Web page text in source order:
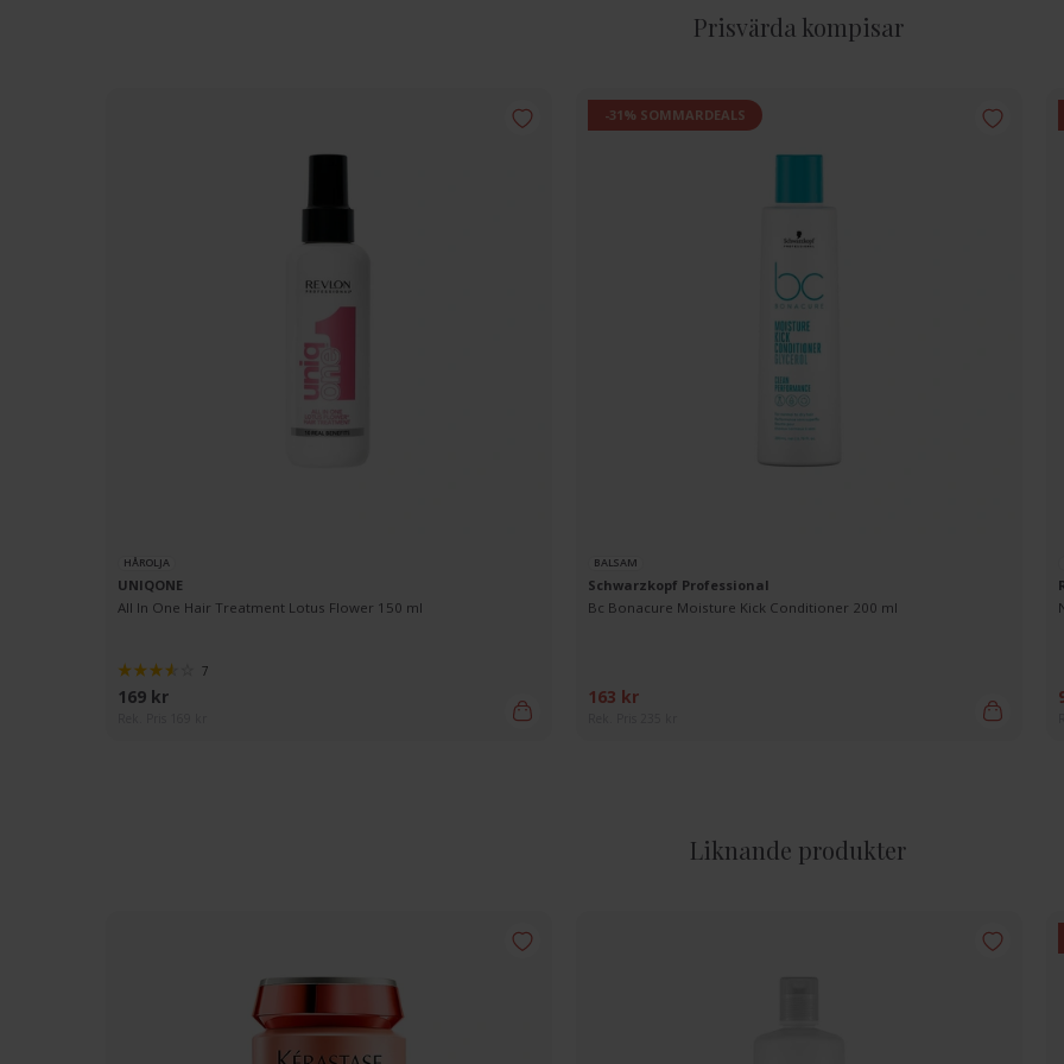
Prisvärda kompisar
HÅROLJA
UNIQONE
All In One Hair Treatment Lotus Flower 150 ml
7
169 kr
-31% SOMMARDEALS
BALSAM
Schwarzkopf Professional
Bc Bonacure Moisture Kick Conditioner 200 ml
163 kr
Liknande produkter